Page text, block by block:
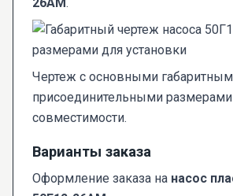
Чертеж с основными
присоединительными
совместимости.
Варианты заказа
Оформление заказа на насос